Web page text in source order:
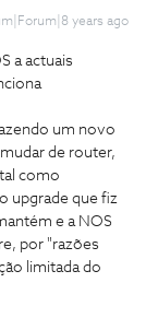
years ago
a actuais
um novo
de router,
como
upgrade que fiz
e a NOS
por "razões
limitada do